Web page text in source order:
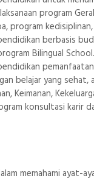
program
program
berbasis
Bilingual School.
belajar yang sehat,
Keimanan,
konsultasi karir
memahami ayat-